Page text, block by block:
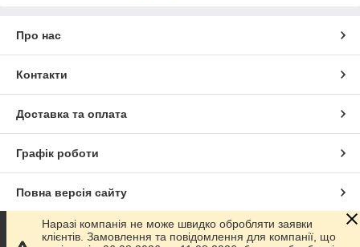
Про нас
Контакти
Доставка та оплата
Графік роботи
Повна версія сайту
Сайт створено на маркетплейсіProm.ua
Наразі компанія не може швидко обробляти заявки
клієнтів. Замовлення та повідомлення для компанії, що